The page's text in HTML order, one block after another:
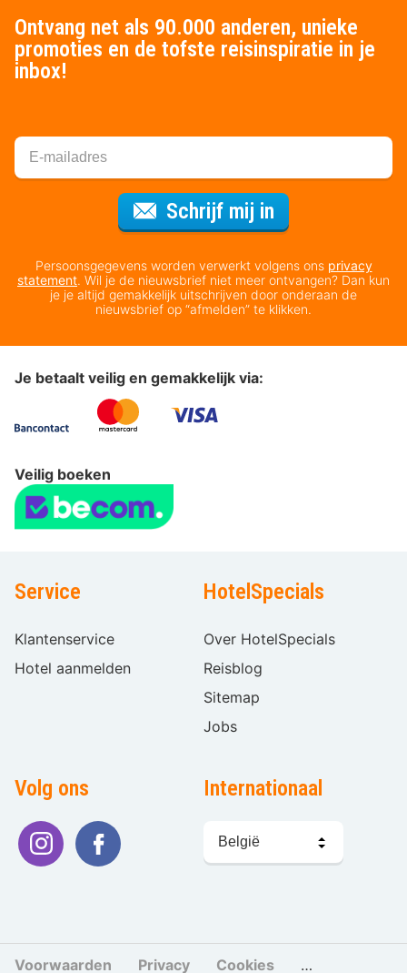
Ontvang net als 90.000 anderen, unieke
promoties en de tofste reisinspiratie in je
inbox!
Schrijf mij in
Persoonsgegevens worden verwerkt volgens ons privacy
statement. Wil je de nieuwsbrief niet meer ontvangen? Dan kun
je je altijd gemakkelijk uitschrijven door onderaan de
nieuwsbrief op “afmelden” te klikken.
Je betaalt veilig en gemakkelijk via:
Veilig boeken
Service
Klantenservice
Hotel aanmelden
HotelSpecials
Over HotelSpecials
Reisblog
Sitemap
Jobs
Volg ons Internationaal
kiezen
Voorwaarden Privacy Cookies Cookies